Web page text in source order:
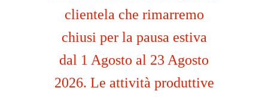
clientela che rimarremo
chiusi per la pausa estiva
dal 1 Agosto al 23 Agosto
2026. Le attività produttive